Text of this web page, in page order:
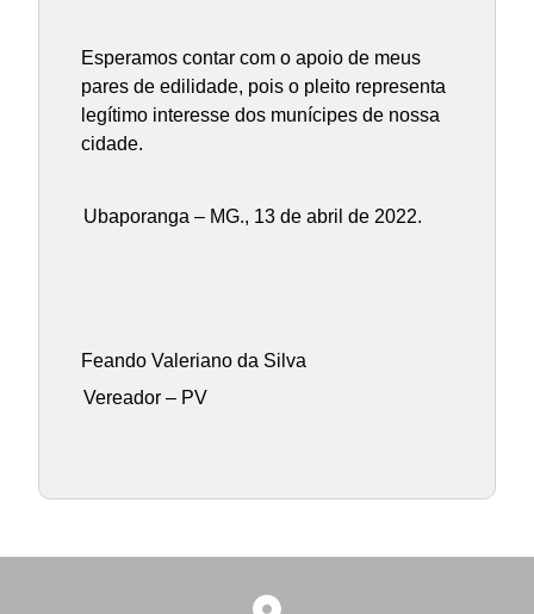
Esperamos contar com o apoio de meus
pares de edilidade, pois o pleito representa
legítimo interesse dos munícipes de nossa
cidade.
Ubaporanga – MG., 13 de abril de 2022.
Feando Valeriano da Silva
Vereador – PV